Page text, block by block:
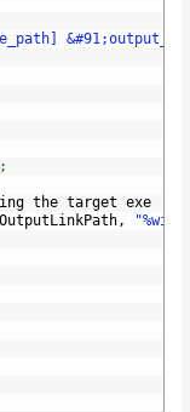
the target exe
,